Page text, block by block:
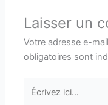
Laisser un
Votre adresse e-
obligatoires sont
Écrivez
ici…